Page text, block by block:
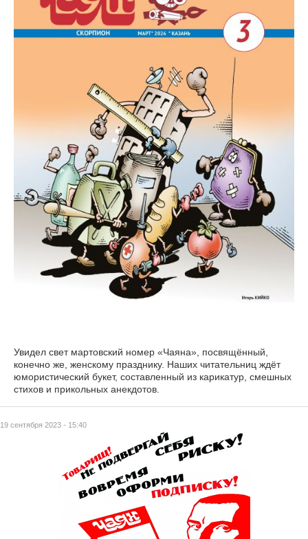
19 сентября 2023 - 15:40
Увидел свет мартовский номер «Чаяна», посвящённый,
конечно же, женскому празднику. Наших читательниц ждёт
юмористический букет, составленный из карикатур, смешных
стихов и прикольных анекдотов.